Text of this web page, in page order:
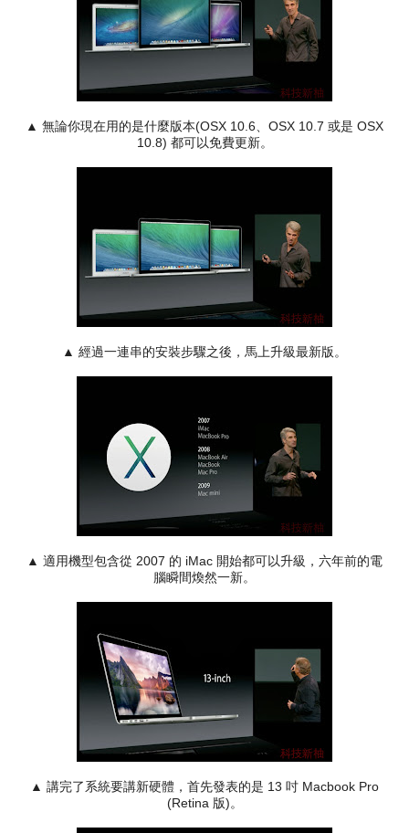
▲ 無論你現在用的是什麼版本(OSX 10.6、OSX 10.7 或是 OSX
10.8) 都可以免費更新。
▲ 經過一連串的安裝步驟之後，馬上升級最新版。
▲ 適用機型包含從 2007 的 iMac 開始都可以升級，六年前的電
腦瞬間煥然一新。
▲ 講完了系統要講新硬體，首先發表的是 13 吋 Macbook Pro
(Retina 版)。